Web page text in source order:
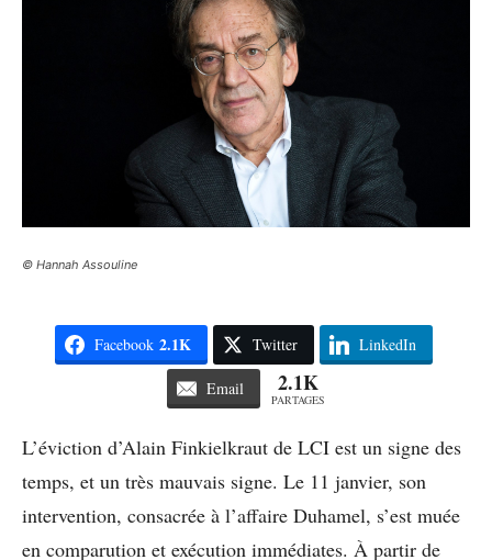
© Hannah Assouline
Facebook 2.1K Twitter LinkedIn
Email 2.1K
PARTAGES
L’éviction d’Alain Finkielkraut de LCI est un signe des
temps, et un très mauvais signe. Le 11 janvier, son
intervention, consacrée à l’affaire Duhamel, s’est muée
en comparution et exécution immédiates. À partir de